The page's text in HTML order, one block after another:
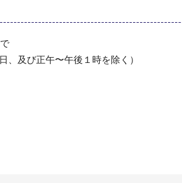
、及び正午〜午後１時を除く）